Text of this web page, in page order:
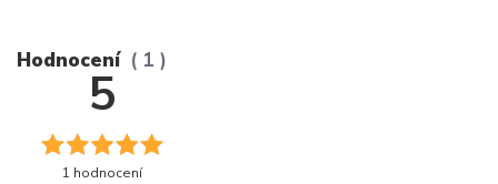
Hodnocení 1
5
1 hodnocení